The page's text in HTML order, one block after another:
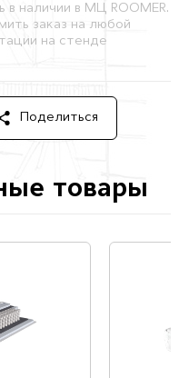
в наличии в МЦ ROOMER.
заказ на любой
на стенде
Поделиться
товары